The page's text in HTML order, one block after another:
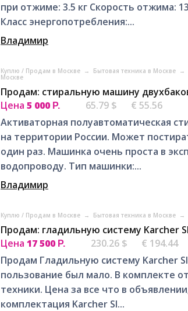
при отжиме: 3.5 кг Скорость отжима:
Класс энергопотребления:...
Владимир
Куплю / Продам в Москве → Бытовая техника в Москве →
Москве
Продам: стиральную машину
Цена 5 000 Р. 65.79 $
€ 55.56
Активаторная полуавтоматическая
на территории России. Может
один раз. Машинка очень проста в
водопроводу. Тип машинки:...
Владимир
Куплю / Продам в Москве → Бытовая техника в Москве →
Продам: гладильную систему Karcher
Цена 17 500 Р. 230.26 $
€ 194.44
Продам Гладильную систему Karcher
пользование был мало. В комплекте
техники. Цена за все что в
комплектация Karcher SI...